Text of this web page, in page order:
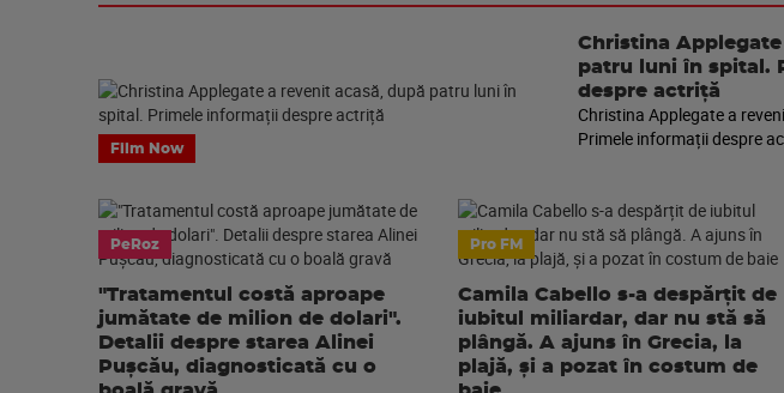
Film Now
Christina
patru luni în spital.
despre actriță
Christina Applegate a
Primele informații despre
PeRoz
"Tratamentul costă aproape
jumătate de milion de dolari".
Detalii despre starea Alinei
Pușcău, diagnosticată cu o
Pro FM
Camila Cabello s-a despărțit de
iubitul miliardar, dar nu stă să
plângă. A ajuns în Grecia, la
plajă, și a pozat în costum de